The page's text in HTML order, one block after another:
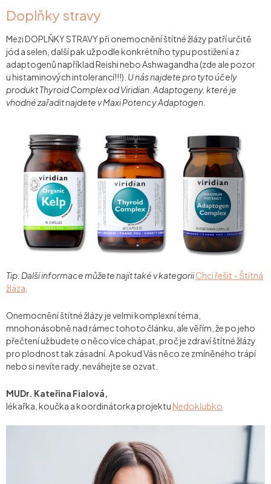
Doplňky stravy
Mezi DOPLŇKY STRAVY při onemocnění štítné žlázy patří určitě
jód a selen, další pak už podle konkrétního typu postižení a z
adaptogenů například Reishi nebo Ashwagandha (zde ale pozor
u histaminových intolerancí!!!). U nás najdete pro tyto účely
produkt Thyroid Complex od Viridian. Adaptogeny, které je
vhodné zařadit najdete v Maxi Potency Adaptogen.
Tip: Další informace můžete najít také v kategoriiChci řešit - Štítná
žláza
Onemocnění štítné žlázy je velmi komplexní téma,
mnohonásobně nad rámec tohoto článku, ale věřím, že po jeho
přečtení už budete o něco více chápat, proč je zdraví štítné žlázy
pro plodnost tak zásadní. A pokud Vás něco ze zmíněného trápí
nebo si nevíte rady, neváhejte se ozvat.
MUDr. Kateřina Fialová,
lékařka, koučka a koordinátorka projektu Nedoklubko